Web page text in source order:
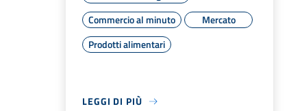
Commercio al minuto
Mercato
Prodotti alimentari
LEGGI DI PIÙ